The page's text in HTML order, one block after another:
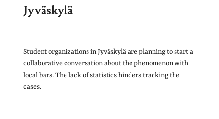
Jyväskylä
Student organizations in Jyväskylä are planning to start a
collaborative conversation about the phenomenon with
local bars. The lack of statistics hinders tracking the
cases.